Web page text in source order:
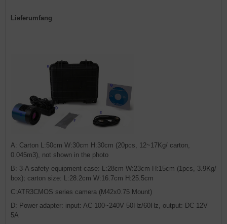
Lieferumfang
A: Carton L:50cm W:30cm H:30cm (20pcs, 12~17Kg/ carton,
0.045m3), not shown in the photo
B: 3-A safety equipment case: L:28cm W:23cm H:15cm (1pcs, 3.9Kg/
box); carton size: L:28.2cm W:16.7cm H:25.5cm
C:ATR3CMOS series camera (M42x0.75 Mount)
D: Power adapter: input: AC 100~240V 50Hz/60Hz, output: DC 12V
5A